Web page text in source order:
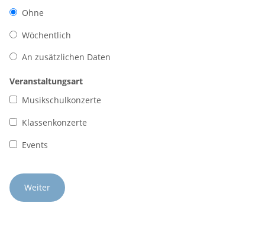
Ohne
Wöchentlich
An zusätzlichen Daten
Veranstaltungsart
Musikschulkonzerte
Klassenkonzerte
Events